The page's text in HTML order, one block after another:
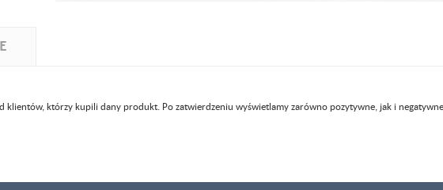
którzy kupili dany produkt. Po zatwierdzeniu wyświetlamy zarówno pozytywne, jak i